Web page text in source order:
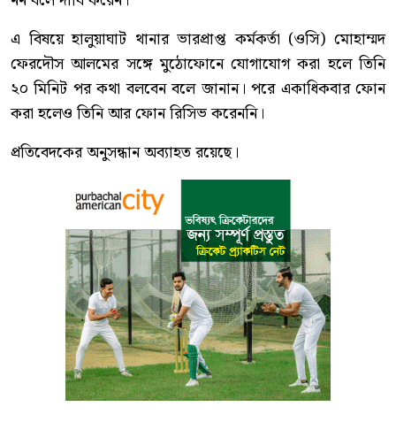
এ বিষয়ে হালুয়াঘাট থানার ভারপ্রাপ্ত কর্মকর্তা (ওসি) মোহাম্মদ
ফেরদৌস আলমের সঙ্গে মুঠোফোনে যোগাযোগ করা হলে তিনি
২০ মিনিট পর কথা বলবেন বলে জানান। পরে একাধিকবার ফোন
করা হলেও তিনি আর ফোন রিসিভ করেননি।
প্রতিবেদকের অনুসন্ধান অব্যাহত রয়েছে।